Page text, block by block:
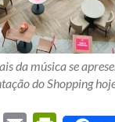
da música se
do Shopping